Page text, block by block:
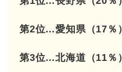
第2位…愛知県（17％）
第3位…北海道（11％）